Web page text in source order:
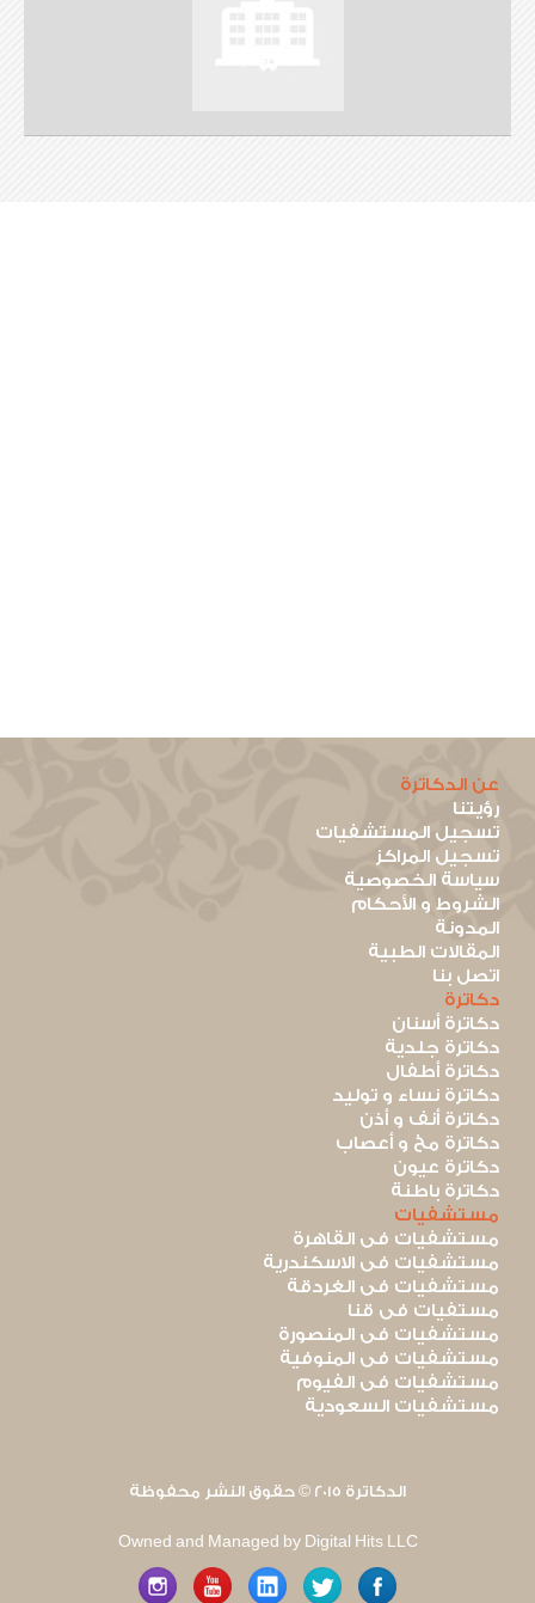
عن الدكاترة
رؤيتنا
تسجيل المستشفيات
تسجيل المراكز
سياسة الخصوصية
الشروط و الأحكام
المدونة
المقالات الطبية
اتصل بنا
دكاترة
دكاترة أسنان
دكاترة جلدية
دكاترة أطفال
دكاترة نساء و توليد
دكاترة أنف و أذن
دكاترة مخ و أعصاب
دكاترة عيون
دكاترة باطنة
مستشفيات
مستشفيات فى القاهرة
مستشفيات فى الاسكندرية
مستشفيات فى الغردقة
مستفيات فى قنا
مستشفيات فى المنصورة
مستشفيات فى المنوفية
مستشفيات فى الفيوم
مستشفيات السعودية
الدكاترة 2015 © حقوق النشر محفوظة
Owned and Managed by Digital Hits LLC